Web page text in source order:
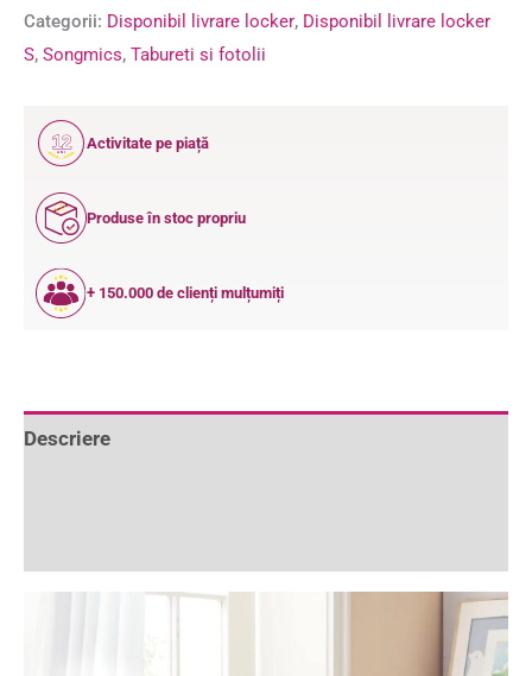
Categorii: Disponibil livrare locker, Disponibil livrare locker
S, Songmics, Tabureti si fotolii
12
ANI
Activitate pe piață
Produse în stoc propriu
+ 150.000 de clienți mulțumiți
Descriere